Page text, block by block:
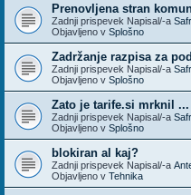
Prenovljena stran
Zadnji prispevek Napisal/-a
Objavljeno v Splošno
Zadržanje razpisa za
Zadnji prispevek Napisal/-a
Objavljeno v Splošno
Zato je tarife.si mrknil ...
Zadnji prispevek Napisal/-a
Objavljeno v Splošno
blokiran al kaj?
Zadnji prispevek Napisal/-a
Objavljeno v Tehnika